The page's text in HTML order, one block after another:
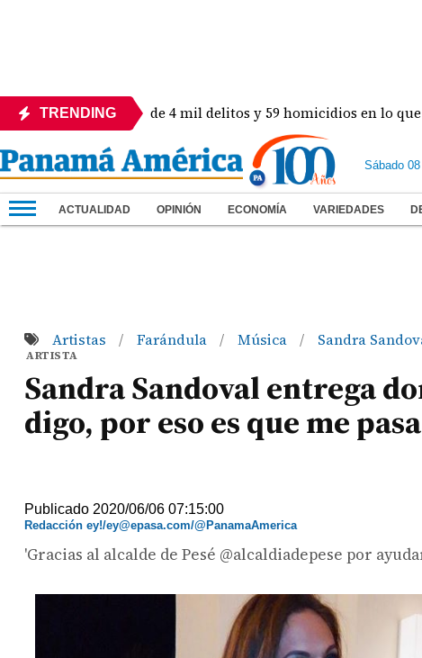
TRENDING
Revelan más de 4 mil delitos y 59 homicidios en lo que va del
Sábado
ACTUALIDAD OPINIÓN ECONOMÍA VARIEDADES
Artistas / Farándula / Música / Sandra
ARTISTA
Sandra Sandoval entrega
digo, por eso es que me
Publicado 2020/06/06 07:15:00
Redacción ey!/ey@epasa.com/@PanamaAmerica
'Gracias al alcalde de Pesé @alcaldiadepese por